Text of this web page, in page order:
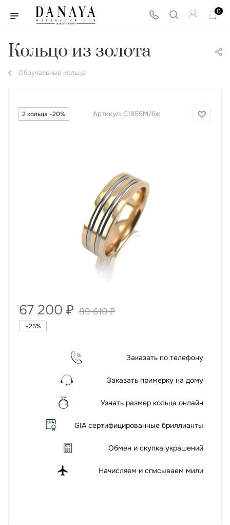
0
Кольцо из золота
Обручальные кольца
2 кольца -20% Артикул: С1855М/бж
67 200 ₽ 89 610₽
-25%
Заказать по телефону
Заказать примерку на дому
Узнать размер кольца онлайн
GIA сертифицированные бриллианты
Обмен и скупка украшений
Начисляем и списываем мили